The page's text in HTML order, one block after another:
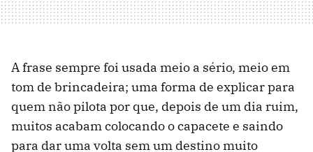
A frase sempre foi usada meio a sério, meio em
tom de brincadeira; uma forma de explicar para
quem não pilota por que, depois de um dia ruim,
muitos acabam colocando o capacete e saindo
para dar uma volta sem um destino muito